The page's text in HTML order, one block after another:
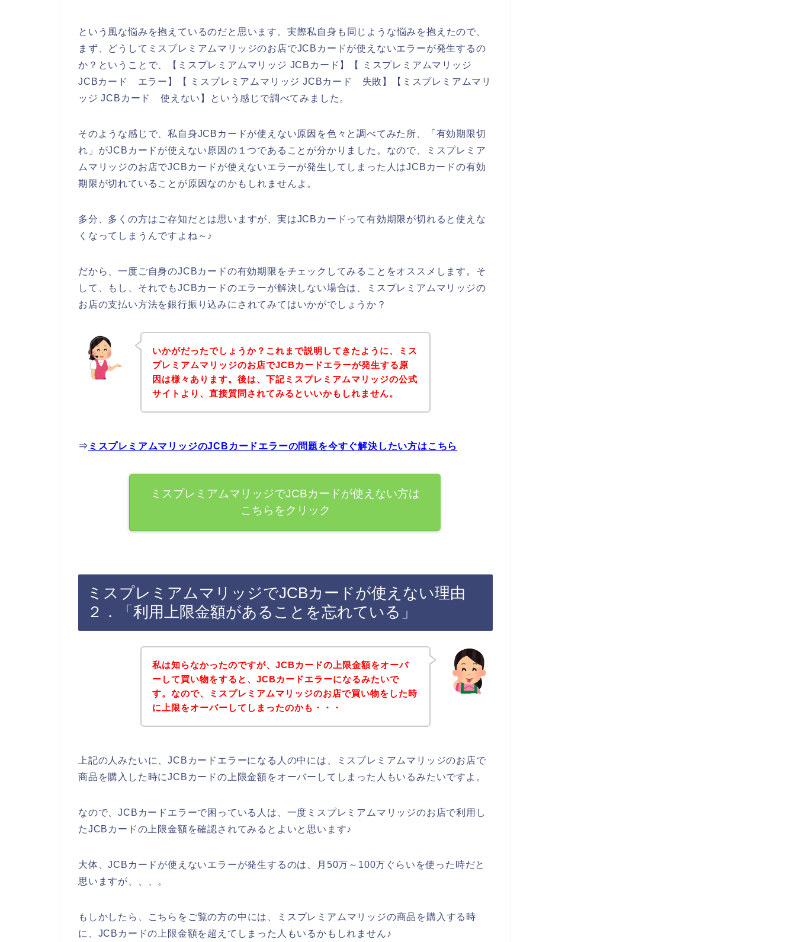
という風な悩みを抱えているのだと思います。実際私自身も同じような悩みを抱えたので、
まず、どうしてミスプレミアムマリッジのお店でJCBカードが使えないエラーが発生するの
か？ということで、【ミスプレミアムマリッジ JCBカード】【 ミスプレミアムマリッジ
JCBカード エラー】【 ミスプレミアムマリッジ JCBカード 失敗】【ミスプレミアムマリ
ッジ JCBカード 使えない】という感じで調べてみました。
そのような感じで、私自身JCBカードが使えない原因を色々と調べてみた所、「有効期限切
れ」がJCBカードが使えない原因の１つであることが分かりました。なので、ミスプレミア
ムマリッジのお店でJCBカードが使えないエラーが発生してしまった人はJCBカードの有効
期限が切れていることが原因なのかもしれませんよ。
多分、多くの方はご存知だとは思いますが、実はJCBカードって有効期限が切れると使えな
くなってしまうんですよね～♪
だから、一度ご自身のJCBカードの有効期限をチェックしてみることをオススメします。そ
して、もし、それでもJCBカードのエラーが解決しない場合は、ミスプレミアムマリッジの
お店の支払い方法を銀行振り込みにされてみてはいかがでしょうか？
いかがだったでしょうか？これまで説明してきたように、ミス
プレミアムマリッジのお店でJCBカードエラーが発生する原
因は様々あります。後は、下記ミスプレミアムマリッジの公式
サイトより、直接質問されてみるといいかもしれません。
⇒ ミスプレミアムマリッジのJCBカードエラーの問題を今すぐ解決したい方はこちら
ミスプレミアムマリッジでJCBカードが使えない方は
こちらをクリック
ミスプレミアムマリッジでJCBカードが使えない理由
２．「利用上限金額があることを忘れている」
私は知らなかったのですが、JCBカードの上限金額をオーバ
ーして買い物をすると、JCBカードエラーになるみたいで
す。なので、ミスプレミアムマリッジのお店で買い物をした時
に上限をオーバーしてしまったのかも・・・
上記の人みたいに、JCBカードエラーになる人の中には、ミスプレミアムマリッジのお店で
商品を購入した時にJCBカードの上限金額をオーバーしてしまった人もいるみたいですよ。
なので、JCBカードエラーで困っている人は、一度ミスプレミアムマリッジのお店で利用し
たJCBカードの上限金額を確認されてみるとよいと思います♪
大体、JCBカードが使えないエラーが発生するのは、月50万～100万ぐらいを使った時だと
思いますが、、、。
もしかしたら、こちらをご覧の方の中には、ミスプレミアムマリッジの商品を購入する時
に、JCBカードの上限金額を超えてしまった人もいるかもしれません♪